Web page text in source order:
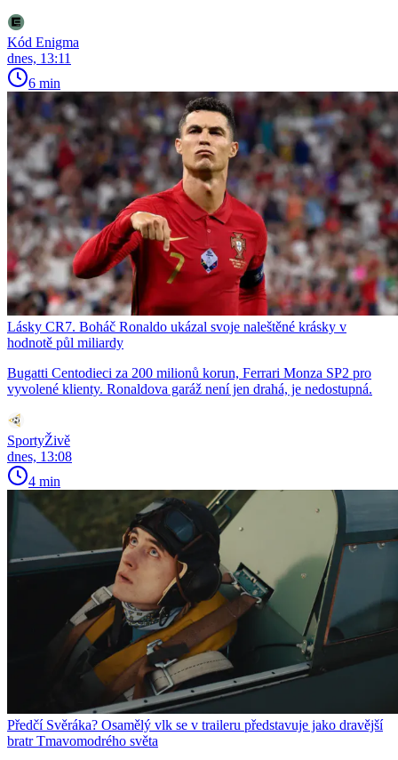
Kód Enigma
dnes, 13:11
6 min
Lásky CR7. Boháč Ronaldo ukázal svoje naleštěné krásky v
hodnotě půl miliardy
Bugatti Centodieci za 200 milionů korun, Ferrari Monza SP2 pro
vyvolené klienty. Ronaldova garáž není jen drahá, je nedostupná.
SportyŽivě
dnes, 13:08
4 min
Předčí Svěráka? Osamělý vlk se v traileru představuje jako dravější
bratr Tmavomodrého světa